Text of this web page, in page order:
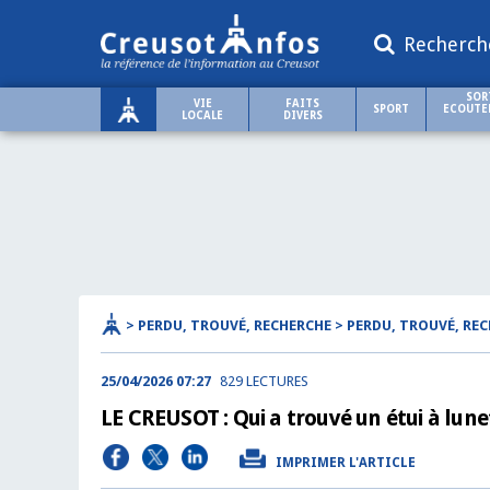
VIE
LOCALE
FAITS
DIVERS
SPORT
> PERDU, TROUVÉ, RECHERCHE > PERDU, TROUVÉ,
25/04/2026 07:27 829 LECTURES
LE CREUSOT : Qui a trouvé un étui à
IMPRIMER L'ARTICLE